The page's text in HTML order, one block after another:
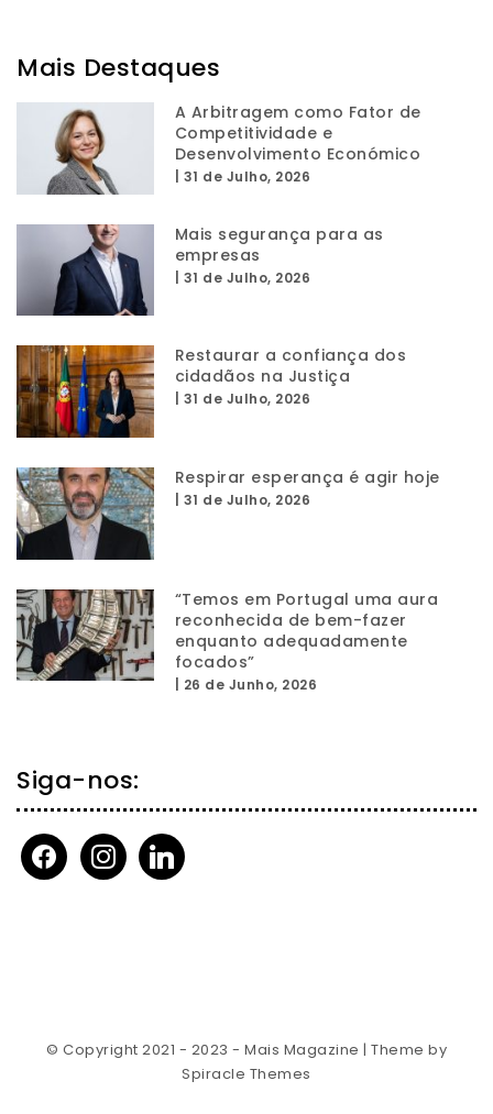
Mais Destaques
A Arbitragem como Fator de
Competitividade e
Desenvolvimento Económico
31 de Julho, 2026
Mais segurança para as
empresas
31 de Julho, 2026
Restaurar a confiança dos
cidadãos na Justiça
31 de Julho, 2026
Respirar esperança é agir hoje
31 de Julho, 2026
“Temos em Portugal uma aura
reconhecida de bem-fazer
enquanto adequadamente
focados”
26 de Junho, 2026
Siga-nos:
facebookinstagramlinkedin
© Copyright 2021 - 2023 - Mais Magazine | Theme by
Spiracle Themes